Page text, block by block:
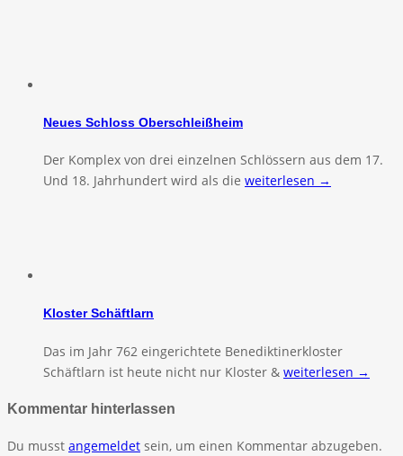
Neues Schloss Oberschleißheim
Der Komplex von drei einzelnen Schlössern aus dem 17.
Und 18. Jahrhundert wird als die weiterlesen →
Kloster Schäftlarn
Das im Jahr 762 eingerichtete Benediktinerkloster
Schäftlarn ist heute nicht nur Kloster & weiterlesen →
Kommentar hinterlassen
Du musst angemeldet sein, um einen Kommentar abzugeben.